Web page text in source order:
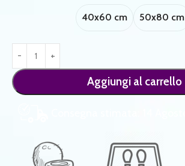
40x60 cm 50x80 cm
Aggiungi al carrello